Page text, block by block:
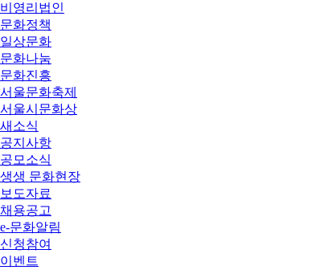
비영리법인
문화정책
일상문화
문화나눔
문화진흥
서울문화축제
서울시문화상
새소식
공지사항
공모소식
생생 문화현장
보도자료
채용공고
e-문화알림
신청참여
이벤트